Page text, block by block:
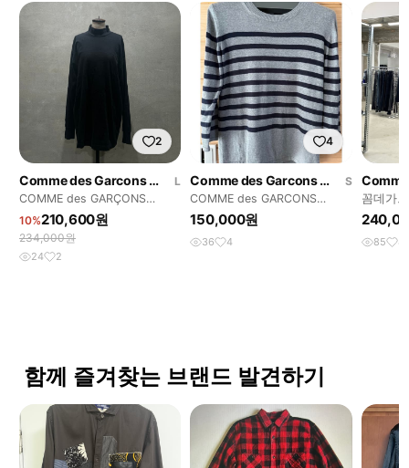
2
Comme des Garcons Homme
L
COMME des GARÇONS
homme long sleeve
10%210,600원
234,000원
24 2
4
Comme des Garcons Homme
S
COMME des GARCONS
HOMME
150,000원
36 4
꼼데가
SS2013
85 8
함께 즐겨찾는 브랜드 발견하기